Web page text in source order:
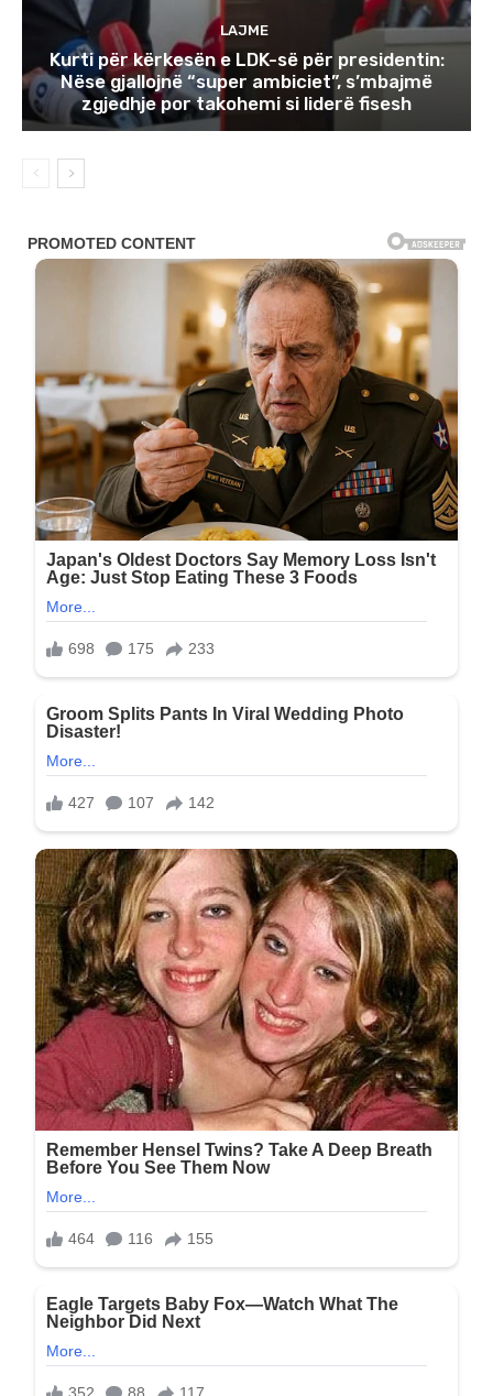
LAJME
Kurti për kërkesën e LDK-së për presidentin:
Nëse gjallojnë “super ambiciet”, s’mbajmë
zgjedhje por takohemi si liderë fisesh